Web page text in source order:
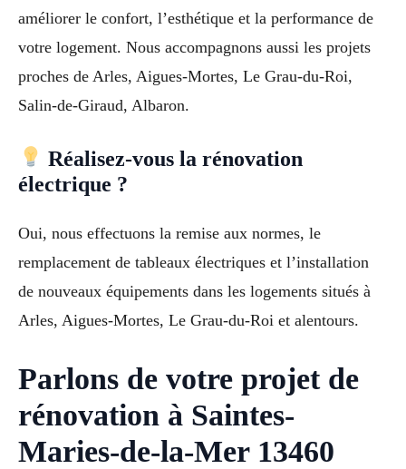
améliorer le confort, l’esthétique et la performance de
votre logement. Nous accompagnons aussi les projets
proches de Arles, Aigues-Mortes, Le Grau-du-Roi,
Salin-de-Giraud, Albaron.
Réalisez-vous la rénovation
électrique ?
Oui, nous effectuons la remise aux normes, le
remplacement de tableaux électriques et l’installation
de nouveaux équipements dans les logements situés à
Arles, Aigues-Mortes, Le Grau-du-Roi et alentours.
Parlons de votre projet de
rénovation à Saintes-
Maries-de-la-Mer 13460